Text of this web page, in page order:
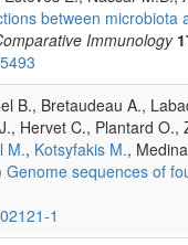
between microbiota
Immunology
B., Bretaudeau A.,
Hervet C., Plantard
M., Kotsyfakis M.,
Genome sequences of
1